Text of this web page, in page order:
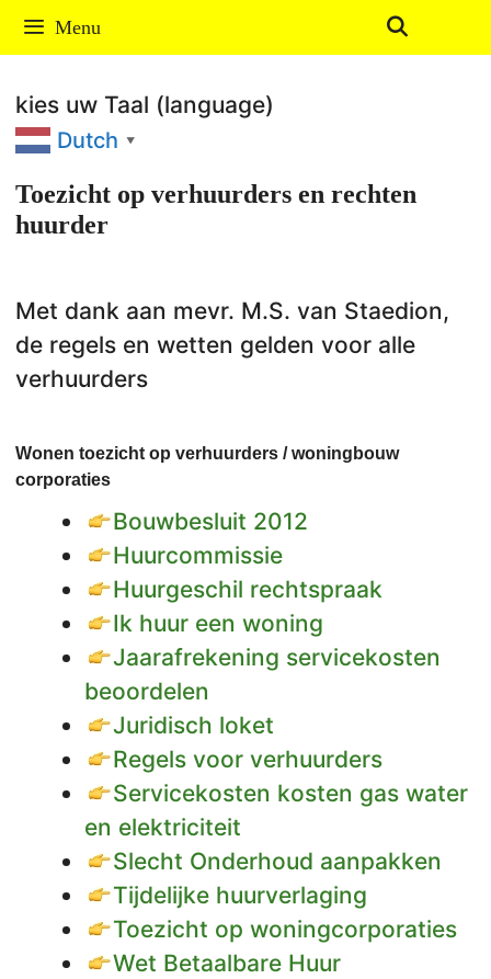
Ga
naar
inhoud
Menu
kies uw Taal (language)
Dutch ▼
Toezicht op verhuurders en rechten
huurder
Met dank aan mevr. M.S. van Staedion,
de regels en wetten gelden voor alle
verhuurders
Wonen toezicht op verhuurders / woningbouw
corporaties
Bouwbesluit 2012
Huurcommissie
Huurgeschil rechtspraak
Ik huur een woning
Jaarafrekening servicekosten
beoordelen
Juridisch loket
Regels voor verhuurders
Servicekosten kosten gas water
en elektriciteit
Slecht Onderhoud aanpakken
Tijdelijke huurverlaging
Toezicht op woningcorporaties
Wet Betaalbare Huur